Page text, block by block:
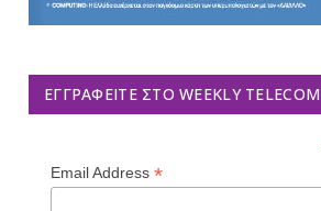
ΕΓΓΡΑΦΕΊΤΕ ΣΤΟ WEEKLY TELECOM
Email Address *